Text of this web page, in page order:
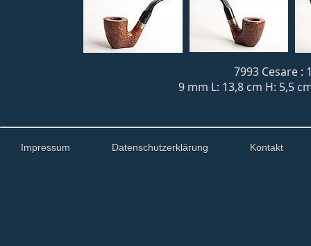
7993 Cesare :
9 mm L: 13,8 cm H: 5,5
Impressum Datenschutzerklärung Kontakt